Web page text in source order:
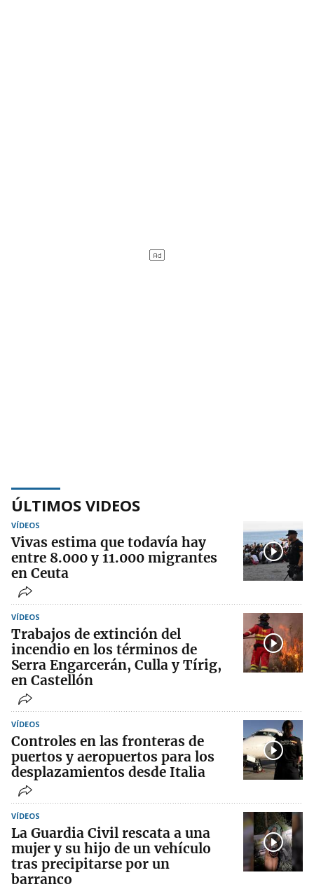
ÚLTIMOS VIDEOS
VÍDEOS
Vivas estima que todavía hay
entre 8.000 y 11.000 migrantes
en Ceuta
VÍDEOS
Trabajos de extinción del
incendio en los términos de
Serra Engarcerán, Culla y Tírig,
en Castellón
VÍDEOS
Controles en las fronteras de
puertos y aeropuertos para los
desplazamientos desde Italia
VÍDEOS
La Guardia Civil rescata a una
mujer y su hijo de un vehículo
tras precipitarse por un
barranco